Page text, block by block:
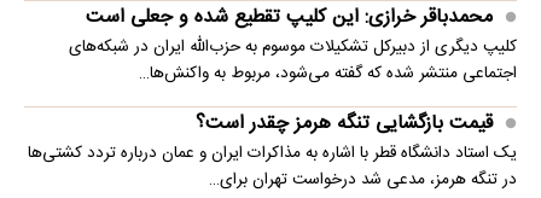
محمدباقر خرازی: این کلیپ تقطیع شده و جعلی است
کلیپ دیگری از دبیرکل تشکیلات موسوم به حزب‌الله ایران در شبکه‌های
اجتماعی منتشر شده که گفته می‌شود، مربوط به واکنش‌ها…
قیمت بازگشایی تنگه هرمز چقدر است؟
یک استاد دانشگاه قطر با اشاره به مذاکرات ایران و عمان درباره تردد کشتی‌ها
در تنگه هرمز، مدعی شد درخواست تهران برای…